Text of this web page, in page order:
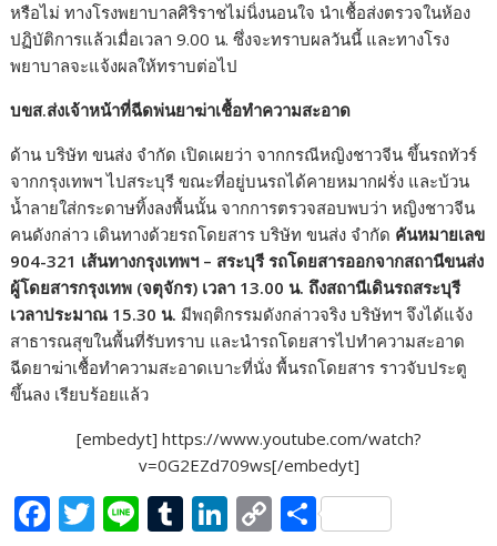
หรือไม่ ทางโรงพยาบาลศิริราชไม่นิ่งนอนใจ นำเชื้อส่งตรวจในห้อง
ปฏิบัติการแล้วเมื่อเวลา 9.00 น. ซึ่งจะทราบผลวันนี้ และทางโรง
พยาบาลจะแจ้งผลให้ทราบต่อไป
บขส.ส่งเจ้าหน้าที่ฉีดพ่นยาฆ่าเชื้อทำความสะอาด
ด้าน บริษัท ขนส่ง จำกัด เปิดเผยว่า จากกรณีหญิงชาวจีน ขึ้นรถทัวร์
จากกรุงเทพฯ ไปสระบุรี ขณะที่อยู่บนรถได้คายหมากฝรั่ง และบ้วน
น้ำลายใส่กระดาษทิ้งลงพื้นนั้น จากการตรวจสอบพบว่า หญิงชาวจีน
คนดังกล่าว เดินทางด้วยรถโดยสาร บริษัท ขนส่ง จำกัด คันหมายเลข
904-321 เส้นทางกรุงเทพฯ – สระบุรี รถโดยสารออกจากสถานีขนส่ง
ผู้โดยสารกรุงเทพ (จตุจักร) เวลา 13.00 น. ถึงสถานีเดินรถสระบุรี
เวลาประมาณ 15.30 น. มีพฤติกรรมดังกล่าวจริง บริษัทฯ จึงได้แจ้ง
สาธารณสุขในพื้นที่รับทราบ และนำรถโดยสารไปทำความสะอาด
ฉีดยาฆ่าเชื้อทำความสะอาดเบาะที่นั่ง พื้นรถโดยสาร ราวจับประตู
ขึ้นลง เรียบร้อยแล้ว
[embedyt] https://www.youtube.com/watch?
v=0G2EZd709ws[/embedyt]
F T Li T Li C S